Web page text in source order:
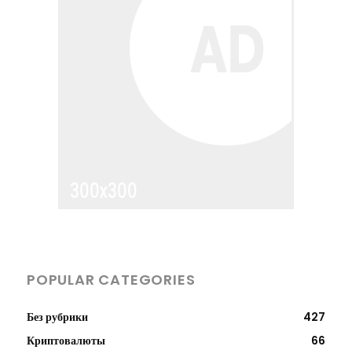
POPULAR CATEGORIES
Без рубрики
427
Криптовалюты
66